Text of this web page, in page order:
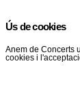
Ús de cookies
Anem de Concerts
cookies i